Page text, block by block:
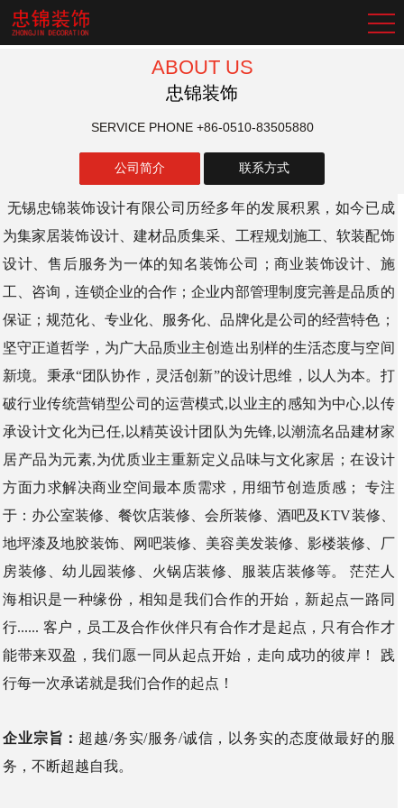
ABOUT US
忠锦装饰
SERVICE PHONE +86-0510-83505880
公司简介 联系方式
无锡忠锦装饰设计有限公司历经多年的发展积累，如今已成
为集家居装饰设计、建材品质集采、工程规划施工、软装配饰
设计、售后服务为一体的知名装饰公司；商业装饰设计、施
工、咨询，连锁企业的合作；企业内部管理制度完善是品质的
保证；规范化、专业化、服务化、品牌化是公司的经营特色；
坚守正道哲学，为广大品质业主创造出别样的生活态度与空间
新境。秉承“团队协作，灵活创新”的设计思维，以人为本。打
破行业传统营销型公司的运营模式,以业主的感知为中心,以传
承设计文化为已任,以精英设计团队为先锋,以潮流名品建材家
居产品为元素,为优质业主重新定义品味与文化家居；在设计
方面力求解决商业空间最本质需求，用细节创造质感； 专注
于：办公室装修、餐饮店装修、会所装修、酒吧及KTV装修、
地坪漆及地胶装饰、网吧装修、美容美发装修、影楼装修、厂
房装修、幼儿园装修、火锅店装修、服装店装修等。 茫茫人
海相识是一种缘份，相知是我们合作的开始，新起点一路同
行...... 客户，员工及合作伙伴只有合作才是起点，只有合作才
能带来双盈，我们愿一同从起点开始，走向成功的彼岸！ 践
行每一次承诺就是我们合作的起点！
企业宗旨： 超越/务实/服务/诚信，以务实的态度做最好的服
务，不断超越自我。